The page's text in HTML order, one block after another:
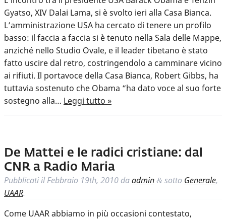
Gyatso, XIV Dalai Lama, si è svolto ieri alla Casa Bianca.
L’amministrazione USA ha cercato di tenere un profilo
basso: il faccia a faccia si è tenuto nella Sala delle Mappe,
anziché nello Studio Ovale, e il leader tibetano è stato
fatto uscire dal retro, costringendolo a camminare vicino
ai rifiuti. Il portavoce della Casa Bianca, Robert Gibbs, ha
tuttavia sostenuto che Obama “ha dato voce al suo forte
sostegno alla… Leggi tutto »
De Mattei e le radici cristiane: dal
CNR a Radio Maria
Pubblicati ilFebbraio 19th, 2010 daadmin & sotto Generale,
UAAR.
Come UAAR abbiamo in più occasioni contestato,